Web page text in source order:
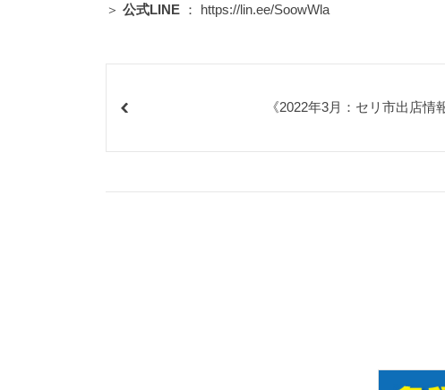
＞ 公式LINE ： https://lin.ee/SoowWla
《2022年3月：セリ市出店情